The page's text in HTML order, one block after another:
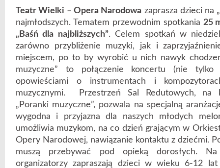
Teatr Wielki – Opera Narodowa zaprasza dzieci na „
najmłodszych. Tematem przewodnim spotkania 25
„Baśń dla najbliższych”. Celem spotkań w
zarówno przybliżenie muzyki, jak i
miejscem, po to by wyrobić u nich nawyk
muzyczne” to połączenie koncertu (nie tylko
opowieściami o instrumentach i
muzycznymi. Przestrzeń Sal Redutowych, na
„Poranki muzyczne”, pozwala na specjalną
wygodna i przyjazna dla naszych młodych
umożliwia muzykom, na co dzień grającym w
Opery Narodowej, nawiązanie kontaktu z dziećmi.
muszą przebywać pod opieką dorosłych. Na
organizatorzy zapraszają dzieci w wieku 6-12